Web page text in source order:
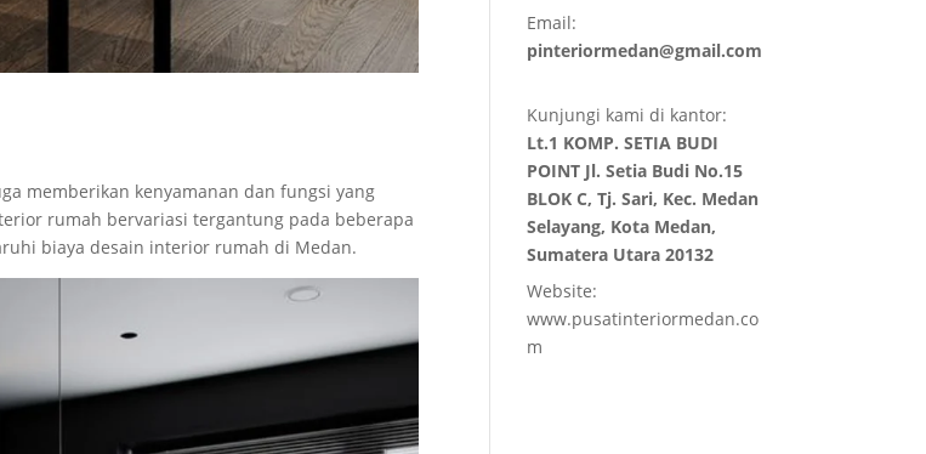
memberikan kenyamanan dan fungsi yang
rumah bervariasi tergantung pada beberapa
biaya desain interior rumah di Medan.
Email:
pinteriormedan@gmail.com
Kunjungi kami di kantor:
Lt.1 KOMP. SETIA BUDI
POINT Jl. Setia Budi No.15
BLOK C, Tj. Sari, Kec. Medan
Selayang, Kota Medan,
Sumatera Utara 20132
Website:
www.pusatinteriormedan.co
m